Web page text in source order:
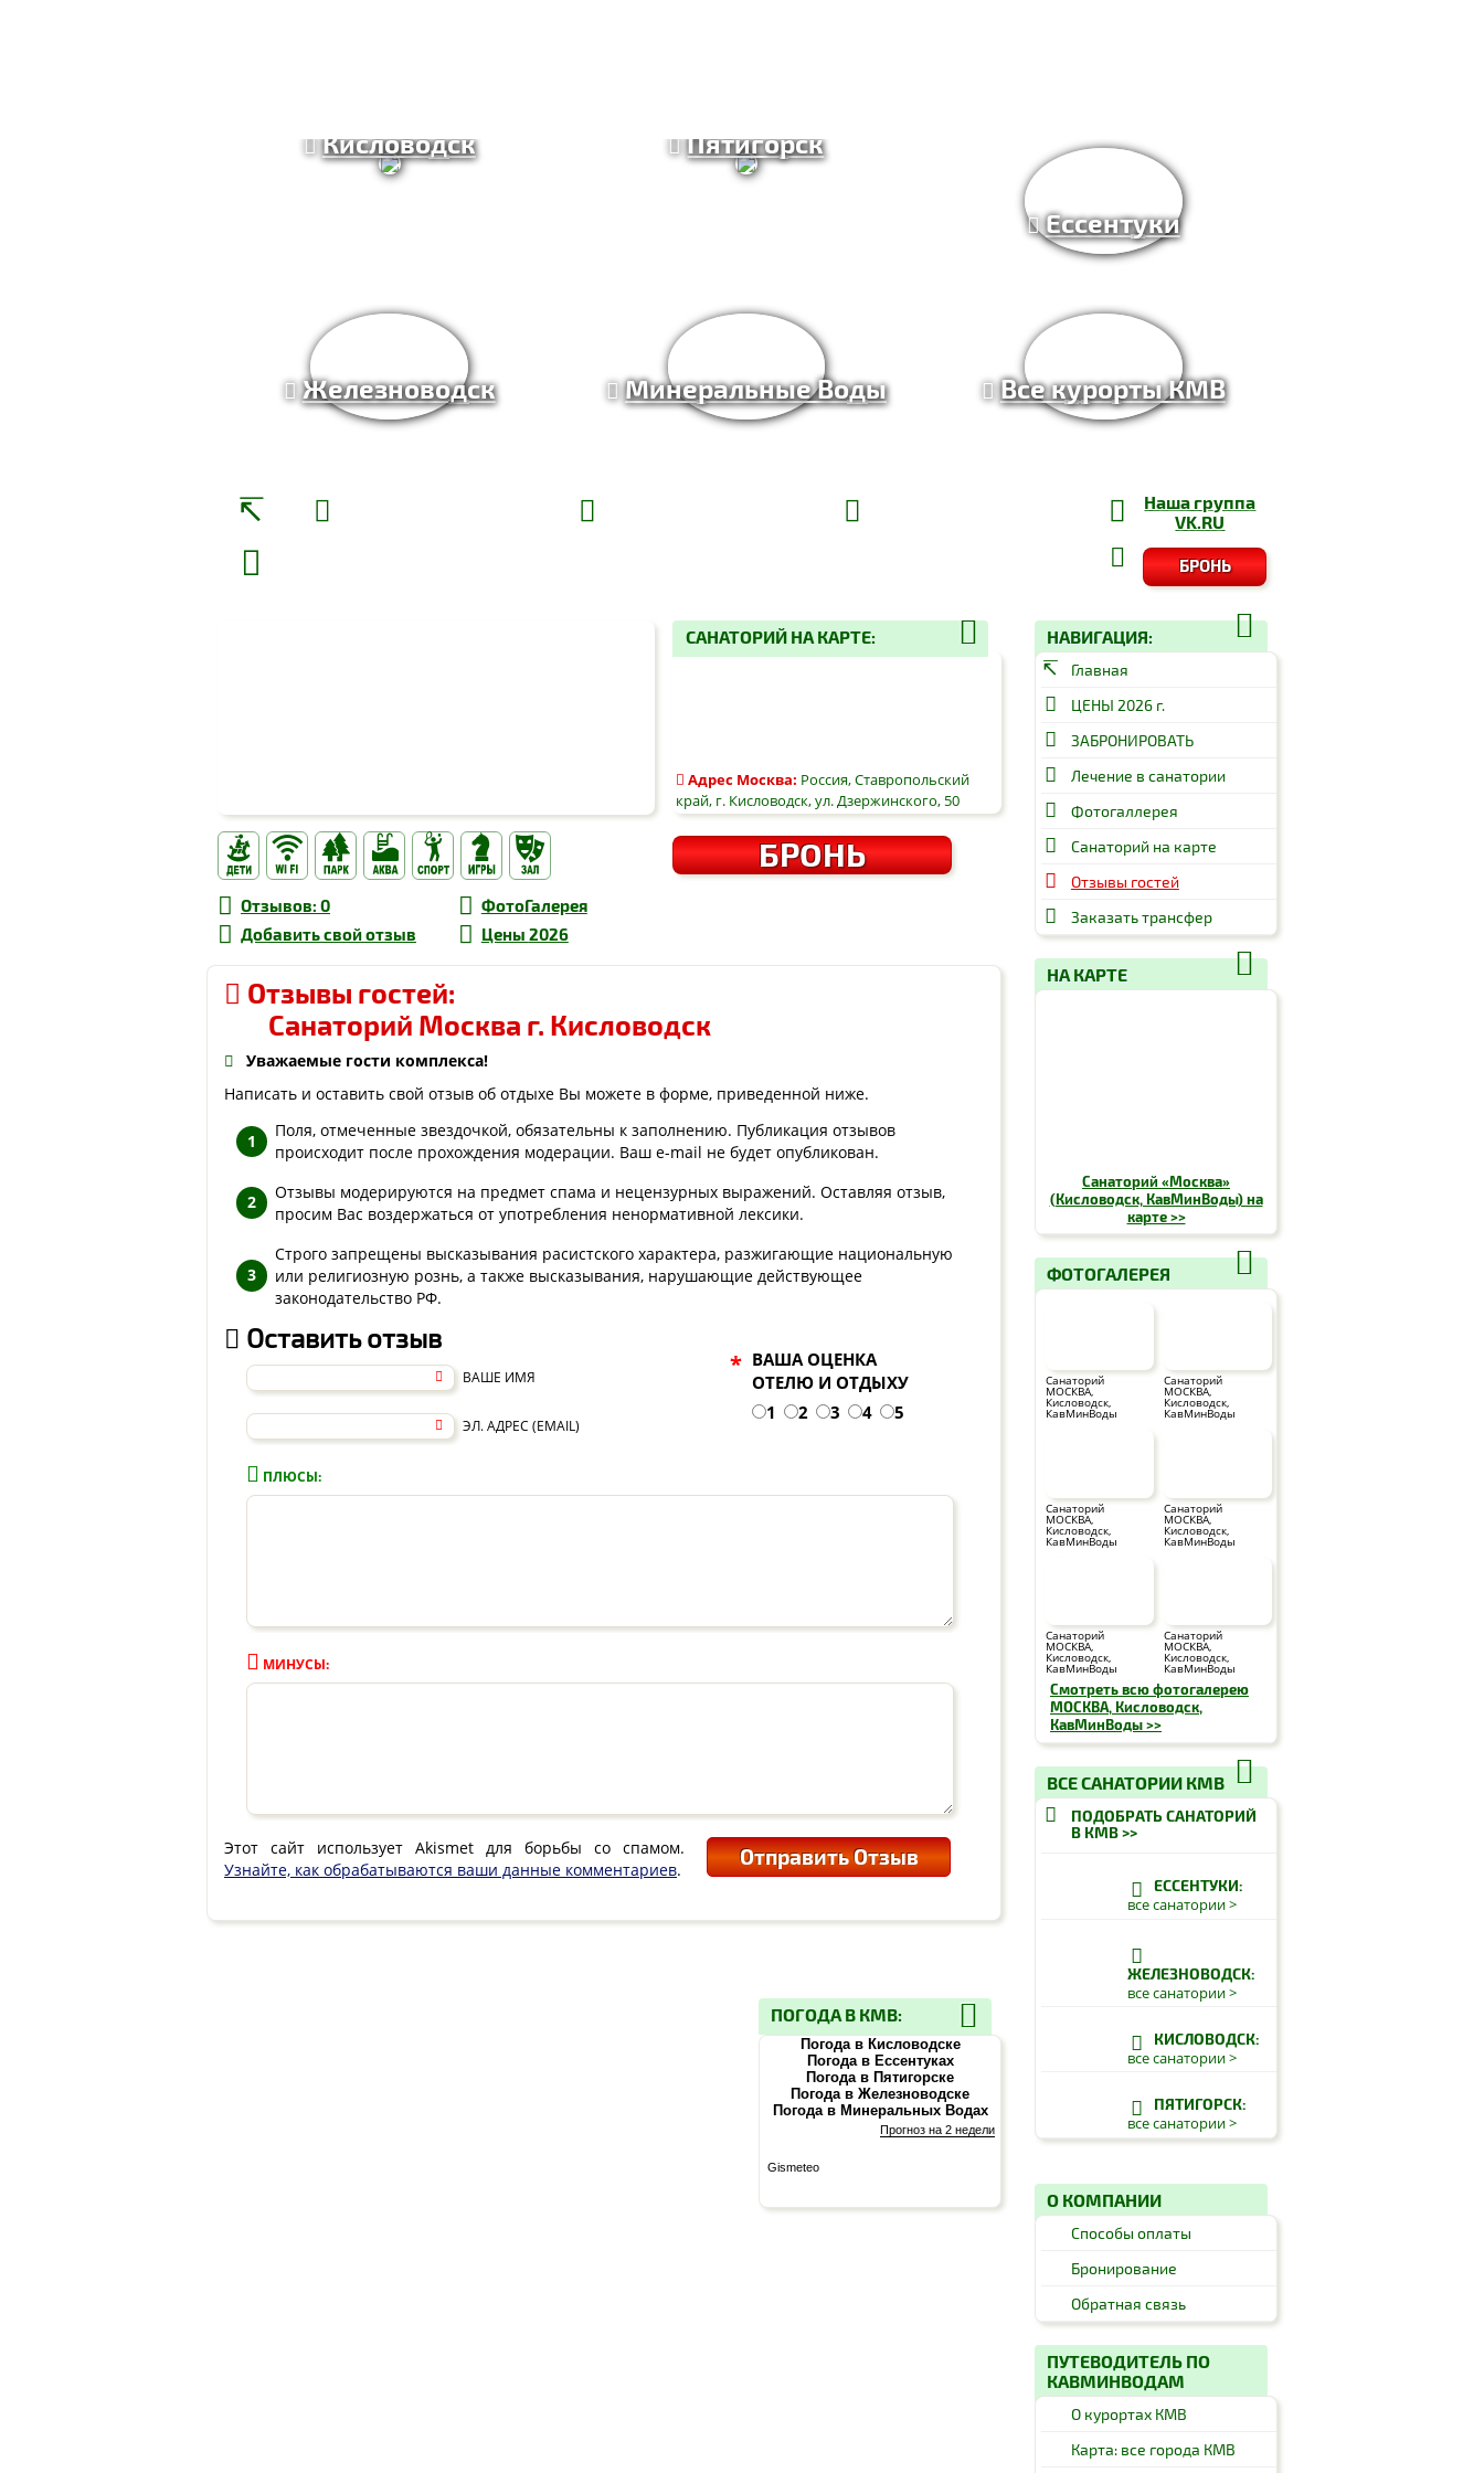
Кисловодск Пятигорск
Ессентуки
Железноводск Минеральные Воды Все курорты КМВ
Наша группа
VK.RU
БРОНЬ
НАВИГАЦИЯ:
Главная
ЦЕНЫ 2026 г.
ЗАБРОНИРОВАТЬ
Лечение в санатории
Фотогаллерея
Санаторий на карте
Отзывы гостей
Заказать трансфер
НА КАРТЕ
Санаторий «Москва»
(Кисловодск, КавМинВоды) на
карте >>
ФОТОГАЛЕРЕЯ
Санаторий
МОСКВА,
Кисловодск,
КавМинВоды
Санаторий
МОСКВА,
Кисловодск,
КавМинВоды
Санаторий
МОСКВА,
Кисловодск,
КавМинВоды
Санаторий
МОСКВА,
Кисловодск,
КавМинВоды
Санаторий
МОСКВА,
Кисловодск,
КавМинВоды
Санаторий
МОСКВА,
Кисловодск,
КавМинВоды
Смотреть всю фотогалерею
МОСКВА, Кисловодск,
КавМинВоды >>
ВСЕ САНАТОРИИ КМВ
ПОДОБРАТЬ САНАТОРИЙ
В КМВ >>
ЕССЕНТУКИ:
все санатории >
ЖЕЛЕЗНОВОДСК:
все санатории >
КИСЛОВОДСК:
все санатории >
ПЯТИГОРСК:
все санатории >
О КОМПАНИИ
Способы оплаты
Бронирование
Обратная связь
ПУТЕВОДИТЕЛЬ ПО
КАВМИНВОДАМ
О курортах КМВ
Карта: все города КМВ
Отзывов: 0
Добавить свойотзыв
ФотоГалерея
Цены 2026
САНАТОРИЙ НА КАРТЕ:
Адрес Москва: Россия, Ставропольский
край, г. Кисловодск, ул. Дзержинского, 50
БРОНЬ
Отзывы гостей:
Санаторий Москва г. Кисловодск
Уважаемые гости комплекса!
Написать и оставить свой отзыв об отдыхе Вы можете в форме, приведенной ниже.
Поля, отмеченные звездочкой, обязательны к заполнению. Публикация отзывов
происходит после прохождения модерации. Ваш e-mail не будет опубликован.
Отзывы модерируются на предмет спама и нецензурных выражений. Оставляя отзыв,
просим Вас воздержаться от употребления ненормативной лексики.
Строго запрещены высказывания расистского характера, разжигающие национальную
или религиозную рознь, а также высказывания, нарушающие действующее
законодательство РФ.
Оставить отзыв
ВАША ОЦЕНКА
ОТЕЛЮ И ОТДЫХУ
*
1 2 3 4 5
ВАШЕ ИМЯ
ЭЛ. АДРЕС (EMAIL)
ПЛЮСЫ:
МИНУСЫ:
Этот сайт использует Akismet для борьбы со спамом.
Узнайте, как обрабатываются ваши данные комментариев.
ПОГОДА В КМВ:
Погода в Кисловодске
Погода в Ессентуках
Погода в Пятигорске
Погода в Железноводске
Погода в Минеральных Водах
Gismeteo
Прогноз на 2 недели